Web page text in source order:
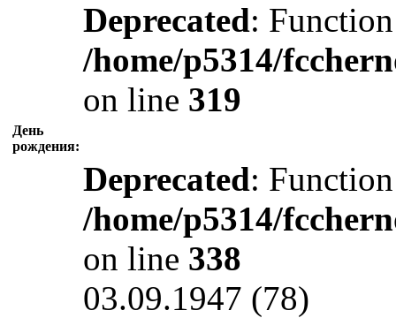
День
рождения:
Deprecated:
/home/p5314/
on line 319
Deprecated:
/home/p5314/
on line 338
03.09.1947 (78)